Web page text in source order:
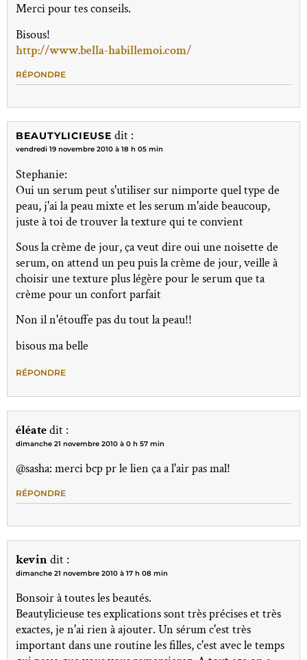
Merci pour tes conseils.
Bisous!
http://www.bella-habillemoi.com/
RÉPONDRE
BEAUTYLICIEUSE dit :
vendredi 19 novembre 2010 à 18 h 05 min
Stephanie:
Oui un serum peut s'utiliser sur nimporte quel type de
peau, j'ai la peau mixte et les serum m'aide beaucoup,
juste à toi de trouver la texture qui te convient
Sous la crème de jour, ça veut dire oui une noisette de
serum, on attend un peu puis la crème de jour, veille à
choisir une texture plus légère pour le serum que ta
crème pour un confort parfait
Non il n'étouffe pas du tout la peau!!
bisous ma belle
RÉPONDRE
éléatedit :
dimanche 21 novembre 2010 à 0 h 57 min
@sasha: merci bcp pr le lien ça a l'air pas mal!
RÉPONDRE
kevindit :
dimanche 21 novembre 2010 à 17 h 08 min
Bonsoir à toutes les beautés.
Beautylicieuse tes explications sont très précises et très
exactes, je n'ai rien à ajouter. Un sérum c'est très
important dans une routine les filles, c'est avec le temps